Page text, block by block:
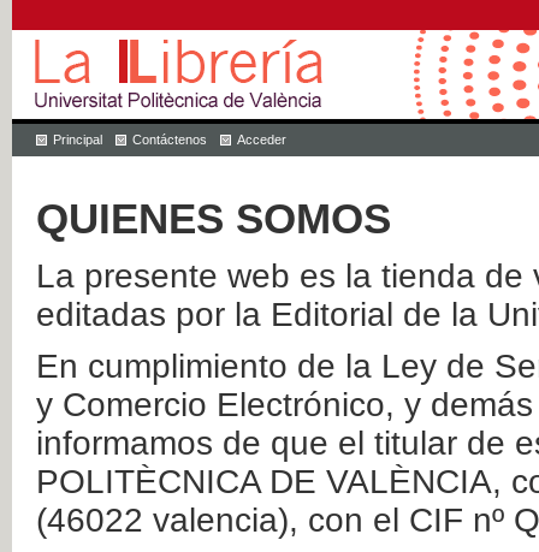
Principal Contáctenos Acceder
QUIENES SOMOS
La presente web es la tienda
editadas por la Editorial de la
En cumplimiento de la Ley de
y Comercio Electrónico, y
informamos de que el titular de
POLITÈCNICA DE VALÈNCIA,
(46022 valencia), con el CIF nº